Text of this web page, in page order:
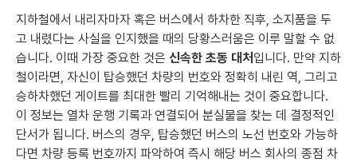
지하철에서 내리자마자 혹은 버스에서 하차한 직후, 소지품을 두
고 내렸다는 사실을 인지했을 때의 당황스러움은 이루 말할 수 없
습니다. 이때 가장 중요한 것은 신속한 초동 대처 입니다. 만약 지하
철이라면, 자신이 탑승했던 차량의 번호와 정확히 내린 역, 그리고
승하차했던 게이트를 최대한 빨리 기억해내는 것이 중요합니다.
이 정보는 열차 운행 기록과 연결되어 분실물을 찾는 데 결정적인
단서가 됩니다. 버스의 경우, 탑승했던 버스의 노선 번호와 가능하
다면 차량 등록 번호까지 파악하여 즉시 해당 버스 회사의 종점 차